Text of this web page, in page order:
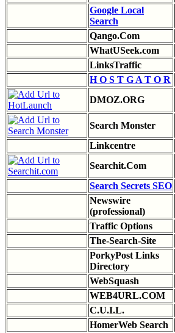
Google Local
Search
Qango.Com
WhatUSeek.com
LinksTraffic
H O S T G A T O R
DMOZ.ORG
Search Monster
Linkcentre
Searchit.Com
Search Secrets SEO
Newswire
(professional)
Traffic Options
The-Search-Site
PorkyPost Links
Directory
WebSquash
WEB4URL.COM
C.U.I.L.
HomerWeb Search